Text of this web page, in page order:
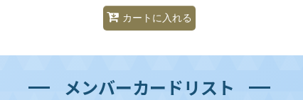
カートに入れる
メンバーカードリスト